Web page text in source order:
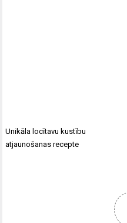
Unikāla locītavu kustību
atjaunošanas recepte